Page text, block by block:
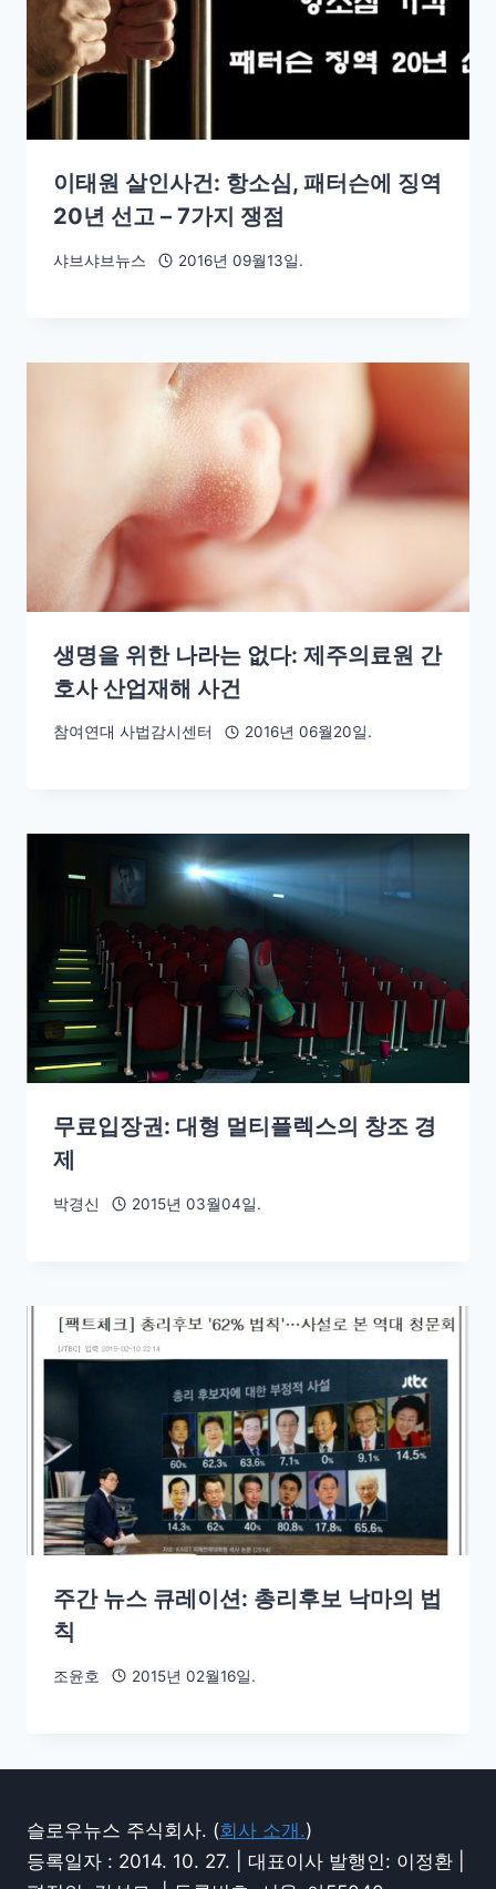
이태원 살인사건: 항소심, 패터슨에 징역
20년 선고 – 7가지 쟁점
샤브샤브뉴스 2016년 09월13일.
생명을 위한 나라는 없다: 제주의료원 간
호사 산업재해 사건
참여연대 사법감시센터 2016년 06월20일.
무료입장권: 대형 멀티플렉스의 창조 경
제
박경신 2015년 03월04일.
주간 뉴스 큐레이션: 총리후보 낙마의 법
칙
조윤호 2015년 02월16일.
슬로우뉴스 주식회사. (회사 소개.)
등록일자 : 2014. 10. 27. | 대표이사 발행인: 이정환 |